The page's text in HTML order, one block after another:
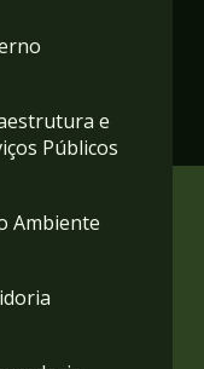
e
Públicos
Ambiente